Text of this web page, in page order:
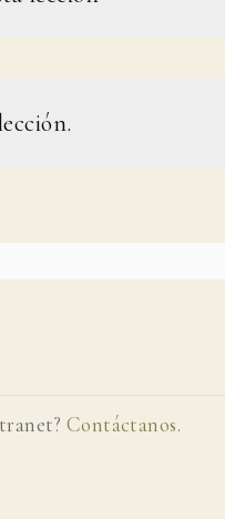
Contáctanos.